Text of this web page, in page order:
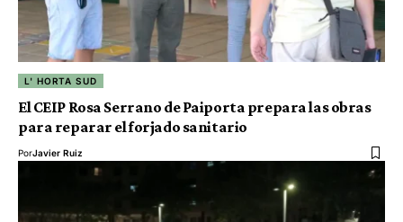
L' HORTA SUD
El CEIP Rosa Serrano de Paiporta prepara las obras
para reparar el forjado sanitario
PorJavier Ruiz